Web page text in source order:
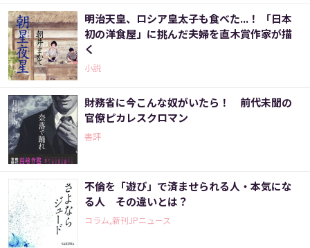
明治天皇、ロシア皇太子も食べた...！ 「日本
初の洋食屋」に挑んだ夫婦を直木賞作家が描
く
小説
財務省に今こんな奴がいたら！ 前代未聞の
官僚ピカレスクロマン
書評
不倫を「遊び」で済ませられる人・本気にな
る人 その違いとは？
コラム,新刊JPニュース